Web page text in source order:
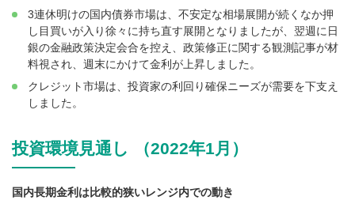
3連休明けの国内債券市場は、不安定な相場展開が続くなか押
し目買いが入り徐々に持ち直す展開となりましたが、翌週に日
銀の金融政策決定会合を控え、政策修正に関する観測記事が材
料視され、週末にかけて金利が上昇しました。
クレジット市場は、投資家の利回り確保ニーズが需要を下支え
しました。
投資環境見通し （2022年1月）
国内長期金利は比較的狭いレンジ内での動き